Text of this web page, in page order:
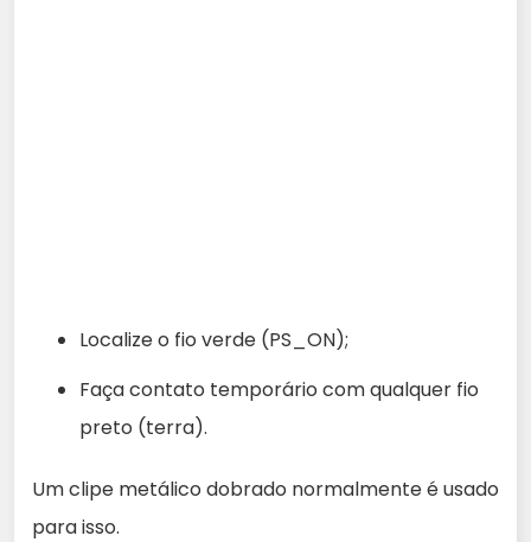
Localize o fio verde (PS_ON);
Faça contato temporário com qualquer fio
preto (terra).
Um clipe metálico dobrado normalmente é usado
para isso.